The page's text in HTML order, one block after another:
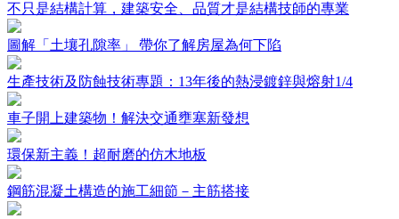
不只是結構計算，建築安全、品質才是結構技師的專業
圖解「土壤孔隙率」 帶你了解房屋為何下陷
生產技術及防蝕技術專題：13年後的熱浸鍍鋅與熔射1/4
車子開上建築物！解決交通壅塞新發想
環保新主義！超耐磨的仿木地板
鋼筋混凝土構造的施工細節－主筋搭接